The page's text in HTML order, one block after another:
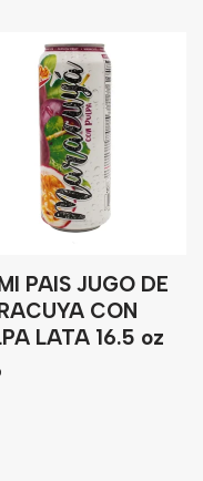
PAIS JUGO DE
CON
LATA 16.5 oz